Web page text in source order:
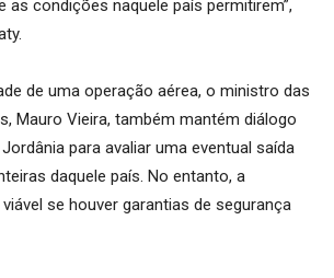
as condições naquele país permitirem”,
de uma operação aérea, o ministro das
Mauro Vieira, também mantém diálogo
para avaliar uma eventual saída
daquele país. No entanto, a
se houver garantias de segurança